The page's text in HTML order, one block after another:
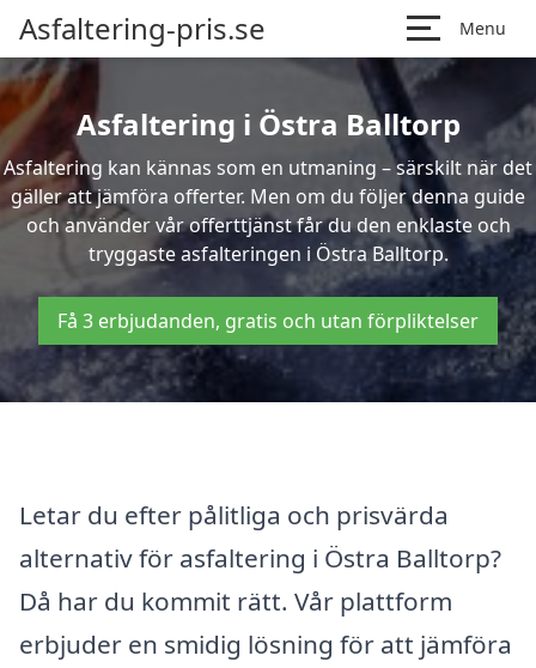
Asfaltering-pris.se Menu
Asfaltering i Östra Balltorp
Asfaltering kan kännas som en utmaning – särskilt när det
gäller att jämföra offerter. Men om du följer denna guide
och använder vår offerttjänst får du den enklaste och
tryggaste asfalteringen i Östra Balltorp.
Få 3 erbjudanden, gratis och utan förpliktelser
Letar du efter pålitliga och prisvärda
alternativ för asfaltering i Östra Balltorp?
Då har du kommit rätt. Vår plattform
erbjuder en smidig lösning för att jämföra